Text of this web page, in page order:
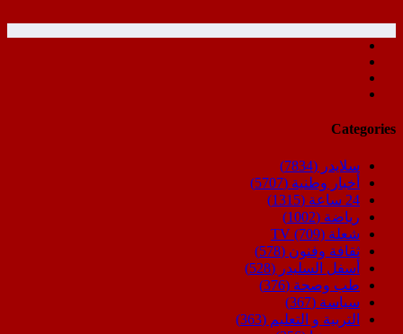
Categories
سلايدر (7834)
أخبار وطنية (5707)
24 ساعة
(1315)
رياضة (1002)
شعلة TV (709)
ثقافة وفنون (578)
أسفل السليدر (528)
طب وصحة (376)
سياسة (367)
التربية و التعليم (363)